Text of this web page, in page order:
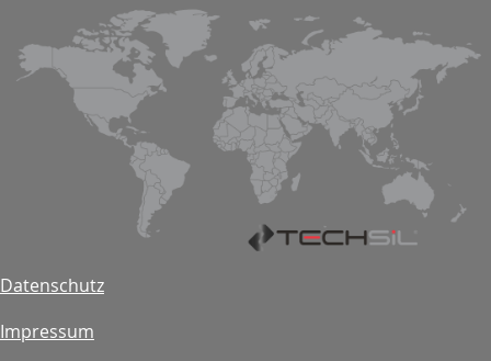
Datenschutz
Impressum